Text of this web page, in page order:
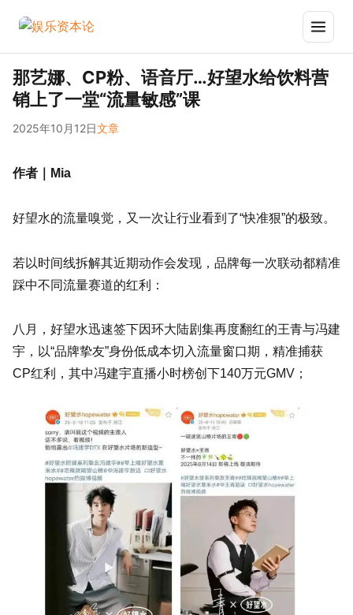
那艺娜、CP粉、语音厅…好望水给饮料营
销上了一堂“流量敏感”课
2025年10月12日文章
作者｜Mia
好望水的流量嗅觉，又一次让行业看到了“快准狠”的极致。
若以时间线拆解其近期动作会发现，品牌每一次联动都精准
踩中不同流量赛道的红利：
八月，好望水迅速签下因环大陆剧集再度翻红的王青与冯建
宇，以“品牌挚友”身份低成本切入流量窗口期，精准捕获
CP红利，其中冯建宇直播小时榜创下140万元GMV；